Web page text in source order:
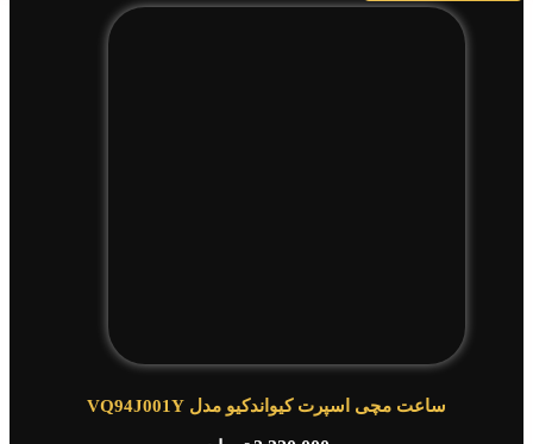
ساعت مچی اسپرت کیواندکیو مدل VQ94J001Y